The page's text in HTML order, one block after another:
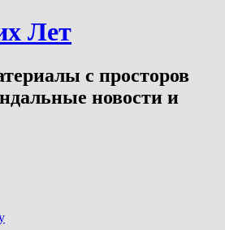
Лет
с просторов
новости и